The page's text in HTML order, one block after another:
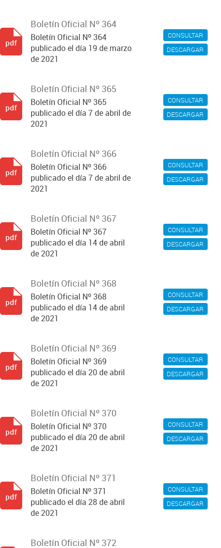
CONSULTAR
DESCARGAR
Boletín Oficial Nº 364
Boletín Oficial Nº 364
publicado el día 19 de marzo
de 2021
pdf
CONSULTAR
DESCARGAR
Boletín Oficial Nº 365
Boletín Oficial Nº 365
publicado el día 7 de abril de
2021
pdf
CONSULTAR
DESCARGAR
Boletín Oficial Nº 366
Boletín Oficial Nº 366
publicado el día 7 de abril de
2021
pdf
CONSULTAR
DESCARGAR
Boletín Oficial Nº 367
Boletín Oficial Nº 367
publicado el día 14 de abril
de 2021
pdf
CONSULTAR
DESCARGAR
Boletín Oficial Nº 368
Boletín Oficial Nº 368
publicado el día 14 de abril
de 2021
pdf
CONSULTAR
DESCARGAR
Boletín Oficial Nº 369
Boletín Oficial Nº 369
publicado el día 20 de abril
de 2021
pdf
CONSULTAR
DESCARGAR
Boletín Oficial Nº 370
Boletín Oficial Nº 370
publicado el día 20 de abril
de 2021
pdf
CONSULTAR
DESCARGAR
Boletín Oficial Nº 371
Boletín Oficial Nº 371
publicado el día 28 de abril
de 2021
pdf
Boletín Oficial Nº 372